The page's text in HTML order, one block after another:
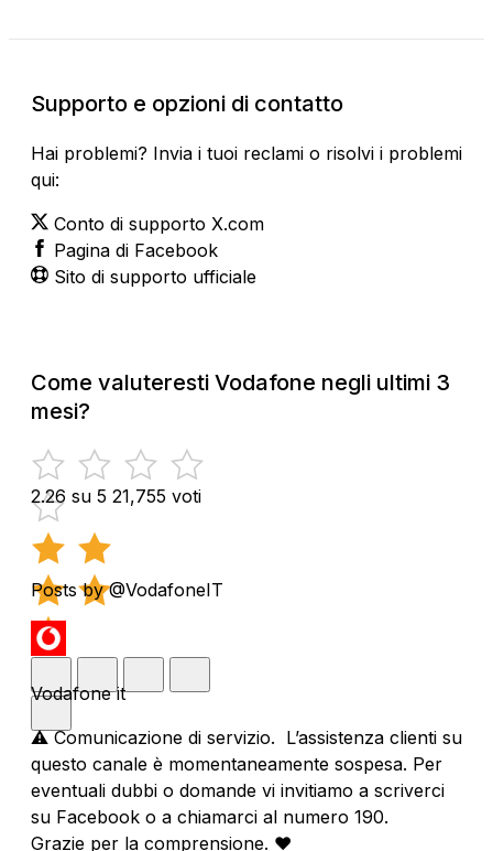
Supporto e opzioni di contatto
Hai problemi? Invia i tuoi reclami o risolvi i problemi
qui:
Conto di supporto X.com
Pagina di Facebook
Sito di supporto ufficiale
Come valuteresti Vodafone negli ultimi 3
mesi?
2.26 su 5 21,755 voti
Posts by @VodafoneIT
Vodafone it
⚠️ Comunicazione di servizio. L’assistenza clienti su
questo canale è momentaneamente sospesa. Per
eventuali dubbi o domande vi invitiamo a scriverci
su Facebook o a chiamarci al numero 190.
Grazie per la comprensione. ❤️